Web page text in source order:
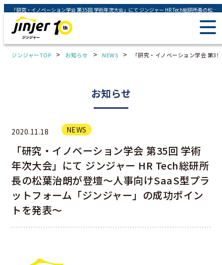
「研究・イノベーション学会 第35回 学術年次大会」にて ジンジャー HR Tech総研所長の松葉治朗が登壇～人事向けSaaS型プラットフォーム「ジンジャー」の成功ポイントを発表～ - ジンジャー（jinjer）｜統合型人事システム
ジンジャーTOP > お知らせ > NEWS > 「研究・イノベーション学会 第
お知らせ
2020.11.18 NEWS
「研究・イノベーション学会 第35回 学術
年次大会」にて ジンジャー HR Tech総研所
長の松葉治朗が登壇～人事向けSaaS型プラ
ットフォーム「ジンジャー」の成功ポイン
トを発表～